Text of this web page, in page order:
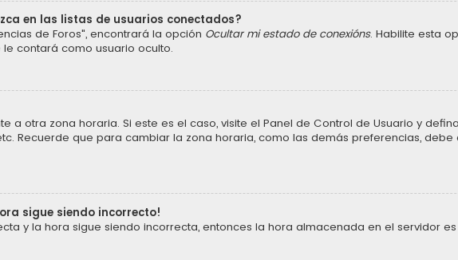
en las listas de usuarios conectados?
de Foros", encontrará la opción Ocultar mi estado de conexións. Habilite esta
contará como usuario oculto.
a otra zona horaria. Si este es el caso, visite el Panel de Control de Usuario y
etc. Recuerde que para cambiar la zona horaria, como las demás preferencias,
sigue siendo incorrecto!
y la hora sigue siendo incorrecta, entonces la hora almacenada en el servidor